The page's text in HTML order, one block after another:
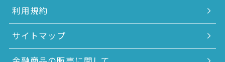
利用規約
サイトマップ